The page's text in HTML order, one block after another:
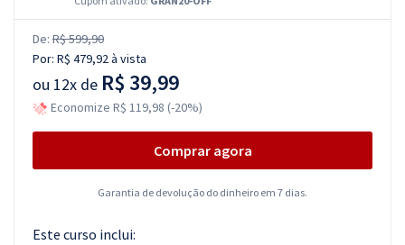
De: R$ 599,90
Por: R$ 479,92à vista
ou 12x de R$ 39,99
Economize R$ 119,98 (-20%)
Comprar agora
Garantia de devolução do dinheiro em 7 dias.
Este curso inclui: